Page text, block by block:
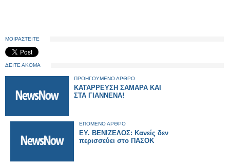
ΜΟΙΡΑΣΤΕΙΤΕ
ΔΕΙΤΕ ΑΚΟΜΑ
ΠΡΟΗΓΟΥΜΕΝΟ ΑΡΘΡΟ
ΚΑΤΑΡΡΕΥΣΗ ΣΑΜΑΡΑ ΚΑΙ
ΣΤΑ ΓΙΑΝΝΕΝΑ!
ΕΠΟΜΕΝΟ ΑΡΘΡΟ
EY. ΒΕΝΙΖΕΛΟΣ: Κανείς δεν
περισσεύει στο ΠΑΣΟΚ